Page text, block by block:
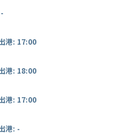
-
港: 17:00
港: 18:00
港: 17:00
港: -